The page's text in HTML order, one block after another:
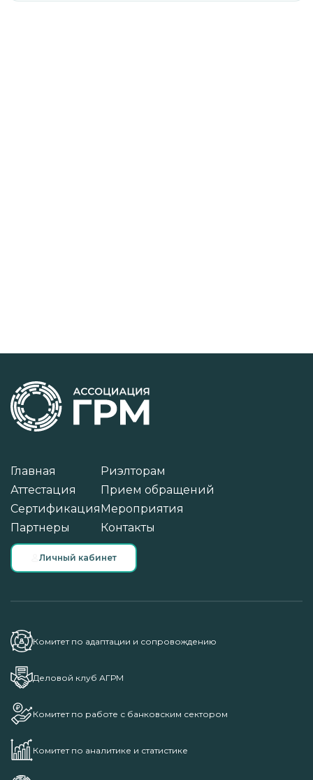
Главная
Аттестация
Сертификация
Партнеры
Риэлторам
Прием обращений
Мероприятия
Контакты
Личный кабинет
Комитет по адаптации и сопровождению
Деловой клуб АГРМ
Комитет по работе с банковским сектором
Комитет по аналитике и статистике